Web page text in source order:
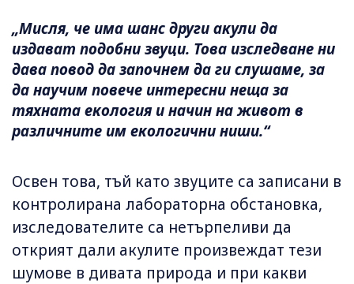
„Мисля, че има шанс други акули да
издават подобни звуци. Това изследване ни
дава повод да започнем да ги слушаме, за
да научим повече интересни неща за
тяхната екология и начин на живот в
различните им екологични ниши.“
Освен това, тъй като звуците са записани в
контролирана лабораторна обстановка,
изследователите са нетърпеливи да
открият дали акулите произвеждат тези
шумове в дивата природа и при какви